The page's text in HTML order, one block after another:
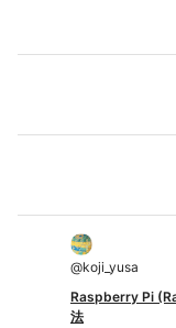
@koji_yusa
Raspberry Pi
法